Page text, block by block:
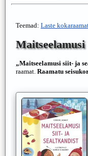
Teemad: Laste
„Maitseelamusi siit- ja
raamat. Raamatu